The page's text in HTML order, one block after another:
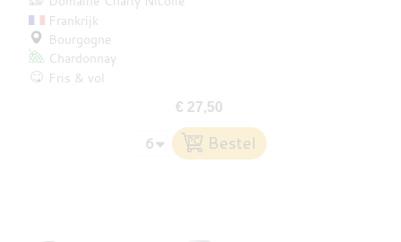
Frankrijk
Bourgogne
Chardonnay
Fris & vol
€ 27,50